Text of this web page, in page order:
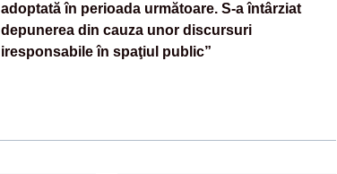
adoptată în perioada următoare. S-a întârziat
depunerea din cauza unor discursuri
iresponsabile în spaţiul public”